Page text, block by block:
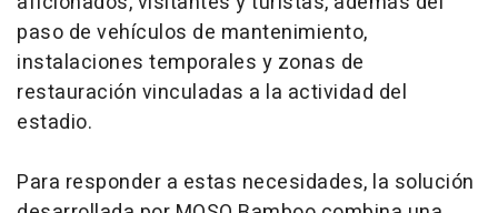
paso de vehículos de mantenimiento,
instalaciones temporales y zonas de
restauración vinculadas a la actividad del
estadio.
Para responder a estas necesidades, la solución